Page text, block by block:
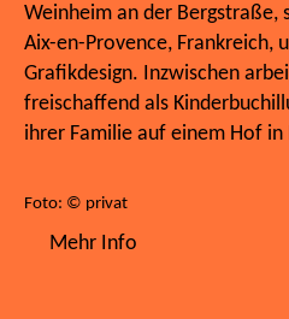
Weinheim an der Bergstraße,
Aix-en-Provence, Frankreich,
Grafikdesign. Inzwischen
freischaffend als
ihrer Familie auf einem Hof in
Foto: © privat
Mehr Info